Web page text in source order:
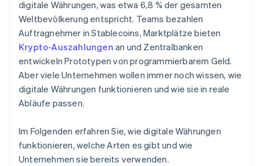
digitale Währungen, was etwa 6,8 % der gesamten
Weltbevölkerung entspricht. Teams bezahlen
Auftragnehmer in Stablecoins, Marktplätze bieten
Krypto-Auszahlungen an und Zentralbanken
entwickeln Prototypen von programmierbarem Geld.
Aber viele Unternehmen wollen immer noch wissen, wie
digitale Währungen funktionieren und wie sie in reale
Abläufe passen.
Im Folgenden erfahren Sie, wie digitale Währungen
funktionieren, welche Arten es gibt und wie
Unternehmen sie bereits verwenden.